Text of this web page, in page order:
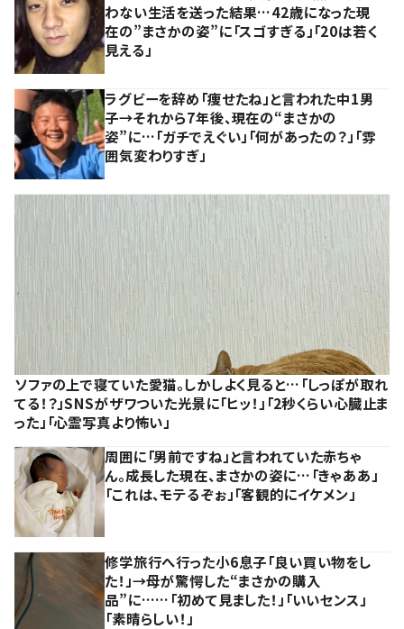
わない生活を送った結果…42歳になった現
在の”まさかの姿”に「スゴすぎる」「20は若く
見える」
ラグビーを辞め「痩せたね」と言われた中1男
子→それから7年後、現在の“まさかの
姿”に…「ガチでえぐい」「何があったの？」「雰
囲気変わりすぎ」
ソファの上で寝ていた愛猫。しかしよく見ると…「しっぽが取れ
てる！？」SNSがザワついた光景に「ヒッ！」「2秒くらい心臓止ま
った」「心霊写真より怖い」
周囲に「男前ですね」と言われていた赤ちゃ
ん。成長した現在、まさかの姿に…「きゃああ」
「これは、モテるぞぉ」「客観的にイケメン」
修学旅行へ行った小6息子「良い買い物をし
た！」→母が驚愕した“まさかの購入
品”に……「初めて見ました！」「いいセンス」
「素晴らしい！」